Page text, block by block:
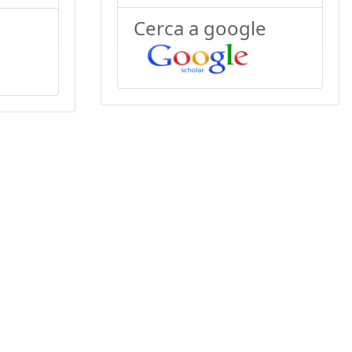
Cerca a google